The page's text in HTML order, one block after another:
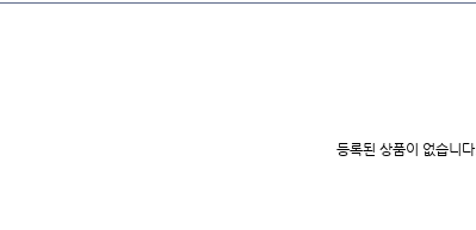
등록된 상품이 없습니다.